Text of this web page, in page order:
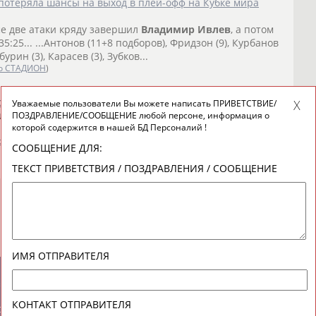
две атаки кряду завершил Владимир Ивлев, а потом
...Антонов (11+8 подборов), Фридзон (9), Курбанов
(3), Карасев (3), Зубков...
СТАДИОН)
по баскетболу на Кубок мира-2019
29 лет, 205 см),Владимир Ивлев("Локомотив-
СТАДИОН
рассылке: 996
Уважаемые пользователи Вы можете написать ПРИВЕТСТВИЕ/
ПОЗДРАВЛЕНИЕ/СООБЩЕНИЕ любой персоне, информация о
которой содержится в нашей БД Персоналий !
СООБЩЕНИЕ ДЛЯ:
ТЕКСТ ПРИВЕТСТВИЯ / ПОЗДРАВЛЕНИЯ / СООБЩЕНИЕ
ИМЯ ОТПРАВИТЕЛЯ
КОНТАКТ ОТПРАВИТЕЛЯ